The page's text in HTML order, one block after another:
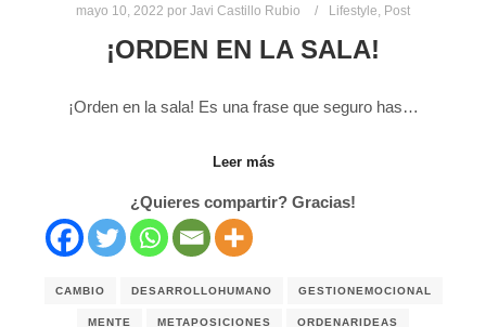
mayo 10, 2022 por Javi Castillo Rubio Lifestyle Post
¡ORDEN EN LA SALA!
¡Orden en la sala! Es una frase que seguro has…
Leer más
¿Quieres compartir? Gracias!
CAMBIO DESARROLLOHUMANO GESTIONEMOCIONAL
MENTE METAPOSICIONES ORDENARIDEAS